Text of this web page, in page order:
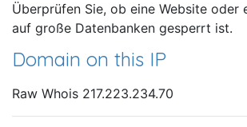
Überprüfen Sie, ob eine Website oder
auf große Datenbanken gesperrt ist.
Domain on this IP
Raw Whois 217.223.234.70